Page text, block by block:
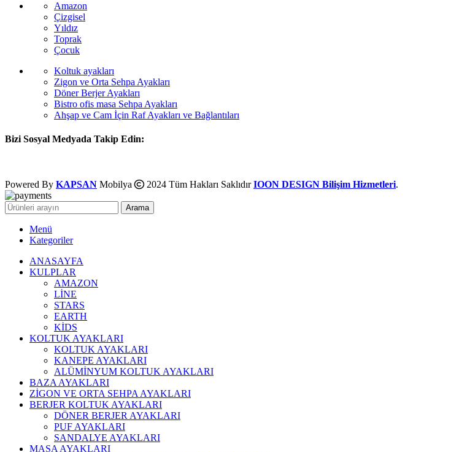
Amazon
Çizgisel
Yıldız
Toprak
Çocuk
Koltuk ayakları
Zigon ve Orta Sehpa Ayakları
Döner Berjer Ayakları
Bistro ofis masa Sehpa Ayakları
Ahşap ve Cam İçin Raf Ayakları ve Bağlantıları
Bizi Sosyal Medyada Takip Edin:
Powered By KAPSAN Mobilya 2024 Tüm Hakları SaklıdırIOON DESIGN Bilişim Hizmetleri.
Arama
Menü
Kategoriler
ANASAYFA
KULPLAR
AMAZON
LİNE
STARS
EARTH
KİDS
KOLTUK AYAKLARI
KOLTUK AYAKLARI
KANEPE AYAKLARI
ALÜMİNYUM KOLTUK AYAKLARI
BAZA AYAKLARI
ZİGON VE ORTA SEHPA AYAKLARI
BERJER KOLTUK AYAKLARI
DÖNER BERJER AYAKLARI
PUF AYAKLARI
SANDALYE AYAKLARI
MASA AYAKLARI